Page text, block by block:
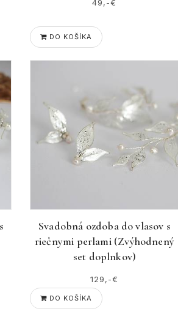
49,-€
DO KOŠÍKA
Svadobná ozdoba do vlasov s
riečnymi perlami (Zvýhodnený
set doplnkov)
129,-€
DO KOŠÍKA